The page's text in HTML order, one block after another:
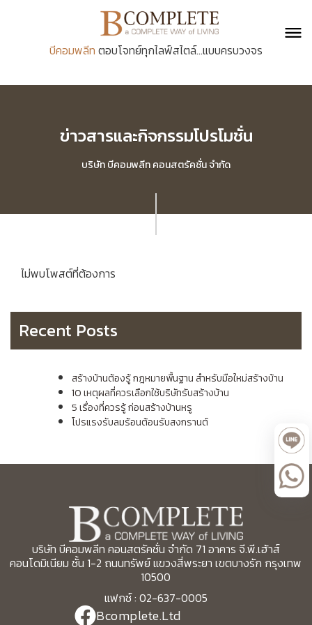
บีคอมพลีท ตอบโจทย์ทุกไลฟ์สไตล์...แบบครบวงจร
ข่าวสารและกิจกรรมโปรโมชั่น
บริษัท บีคอมพลีท คอนสตรัคชั่น จำกัด
ไม่พบโพสต์ที่ต้องการ
Recent Posts
สร้างบ้านต้องรู้ กฎหมายพื้นฐาน สำหรับมือใหม่สร้างบ้าน
10 เหตุผลที่ควรเลือกใช้บริษัทรับสร้างบ้าน
5 เรื่องที่ควรรู้ ก่อนสร้างบ้านหรู
โปรแรงรับลมร้อนต้อนรับสงกรานต์
บริษัท บีคอมพลีท คอนสตรัคชั่น จำกัด 71 อาคาร จี.พี.เฮ้าส์
คอนโดมิเนียม ชั้น 1-2 ถนนทรัพย์ แขวงสี่พระยา เขตบางรัก กรุงเทพ
10500
แฟกซ์ : 02-637-0005
Bcomplete.Ltd